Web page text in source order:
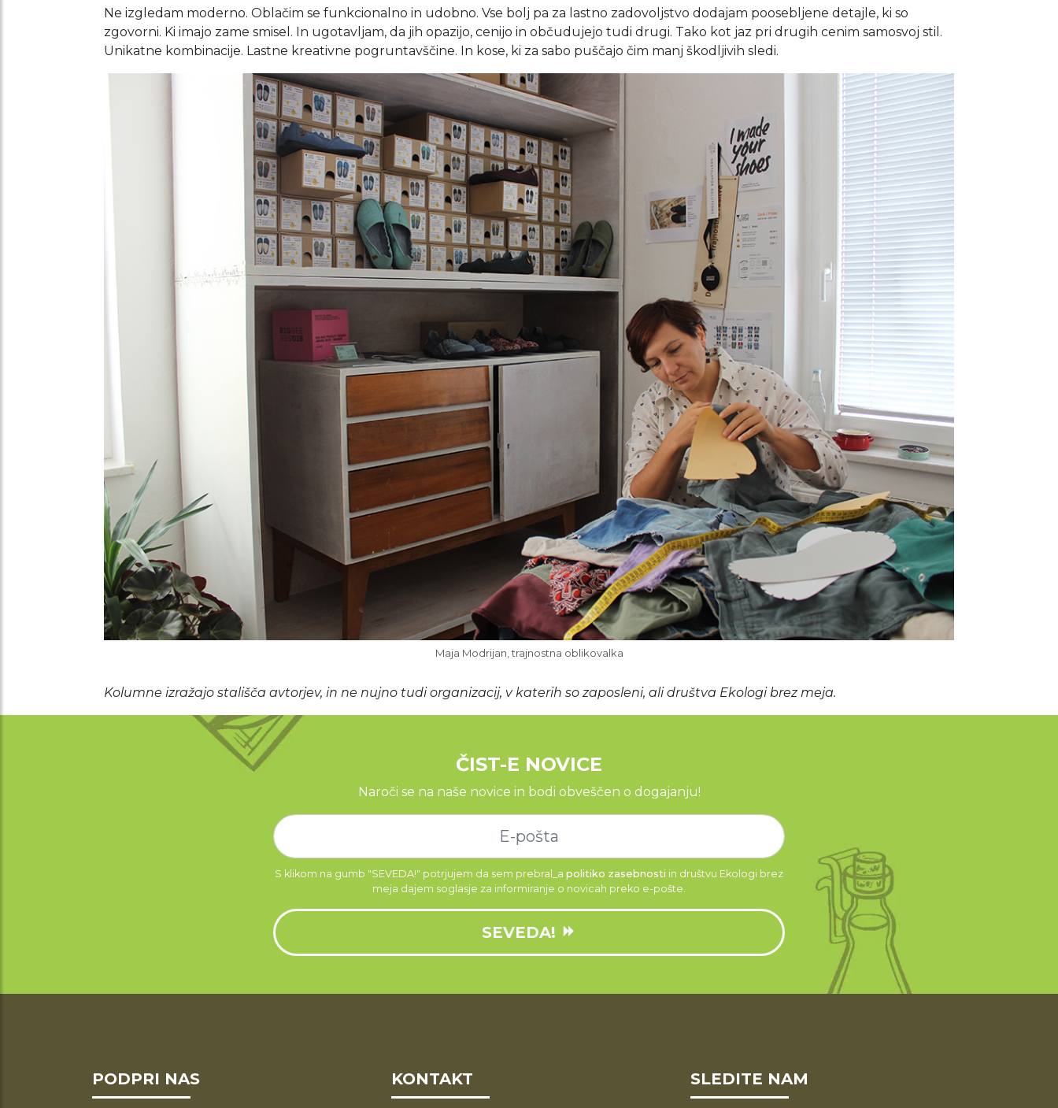
Ne izgledam moderno. Oblačim se funkcionalno in udobno. Vse bolj pa za lastno zadovoljstvo dodajam poosebljene detajle, ki so
zgovorni. Ki imajo zame smisel. In ugotavljam, da jih opazijo, cenijo in občudujejo tudi drugi. Tako kot jaz pri drugih cenim samosvoj stil.
Unikatne kombinacije. Lastne kreativne pogruntavščine. In kose, ki za sabo puščajo čim manj škodljivih sledi.
Maja Modrijan, trajnostna oblikovalka
Kolumne izražajo stališča avtorjev, in ne nujno tudi organizacij, v katerih so zaposleni, ali društva Ekologi brez meja.
ČIST-E NOVICE
Naroči se na naše novice in bodi obveščen o dogajanju!
S klikom na gumb "SEVEDA!" potrjujem da sem prebral_a politiko zasebnosti in društvu Ekologi brez
meja dajem soglasje za informiranje o novicah preko e-pošte.
SEVEDA!
PODPRI NAS KONTAKT SLEDITE NAM